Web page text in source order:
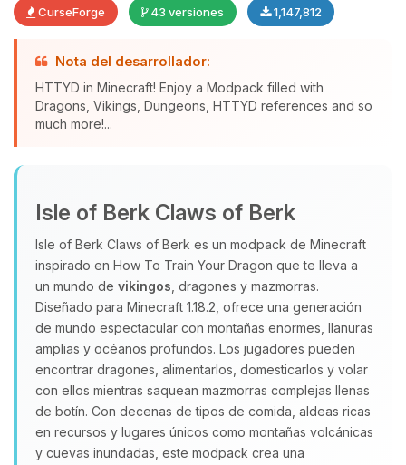
CurseForge 43 versiones 1,147,812
Nota del desarrollador:
HTTYD in Minecraft! Enjoy a Modpack filled with
Dragons, Vikings, Dungeons, HTTYD references and so
much more!...
Isle of Berk Claws of Berk
Isle of Berk Claws of Berk es un modpack de Minecraft
inspirado en How To Train Your Dragon que te lleva a
un mundo de vikingos , dragones y mazmorras.
Diseñado para Minecraft 1.18.2, ofrece una generación
de mundo espectacular con montañas enormes, llanuras
amplias y océanos profundos. Los jugadores pueden
encontrar dragones, alimentarlos, domesticarlos y volar
con ellos mientras saquean mazmorras complejas llenas
de botín. Con decenas de tipos de comida, aldeas ricas
en recursos y lugares únicos como montañas volcánicas
y cuevas inundadas, este modpack crea una
asistente de BoxToPlay. Cuentame
que necesitas y moveré mis
pequenos circuitos para ayudarte.
08/08/2026 10:27